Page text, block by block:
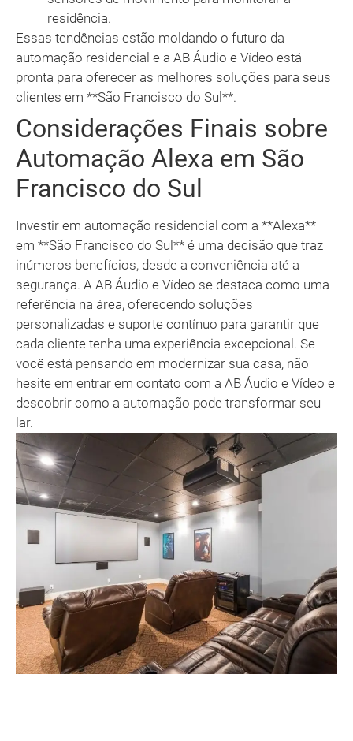
residência.
Essas tendências estão moldando o futuro da
automação residencial e a AB Áudio e Vídeo está
pronta para oferecer as melhores soluções para seus
clientes em **São Francisco do Sul**.
Considerações Finais sobre
Automação Alexa em São
Francisco do Sul
Investir em automação residencial com a **Alexa**
em **São Francisco do Sul** é uma decisão que traz
inúmeros benefícios, desde a conveniência até a
segurança. A AB Áudio e Vídeo se destaca como uma
referência na área, oferecendo soluções
personalizadas e suporte contínuo para garantir que
cada cliente tenha uma experiência excepcional. Se
você está pensando em modernizar sua casa, não
hesite em entrar em contato com a AB Áudio e Vídeo e
descobrir como a automação pode transformar seu
lar.